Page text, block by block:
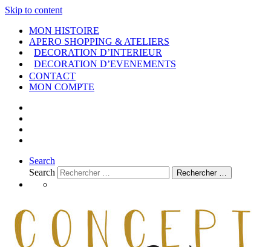
Skip to content
MON HISTOIRE
APERO SHOPPING & ATELIERS
DECORATION D’INTERIEUR
DECORATION D’EVENEMENTS
CONTACT
MON COMPTE
Search
Search
Rechercher …